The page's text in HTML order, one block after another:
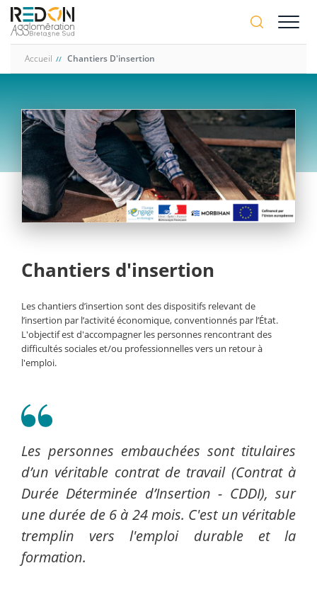
Aller
contenu
Accueil Chantiers D'insertion
Chantiers d'insertion
Les chantiers d’insertion sont des dispositifs relevant de
l’insertion par l’activité économique, conventionnés par l’État.
L'objectif est d'accompagner les personnes rencontrant des
difficultés sociales et/ou professionnelles vers un retour à
l'emploi.
Les personnes embauchées sont titulaires
d’un véritable contrat de travail (Contrat à
Durée Déterminée d’Insertion - CDDI), sur
une durée de 6 à 24 mois. C'est un véritable
tremplin vers l'emploi durable et la
formation.